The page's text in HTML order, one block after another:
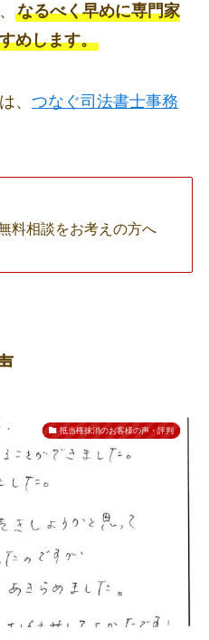
なるべく早めに専門家
めします。
、 つなぐ司法書士事務
料相談をお考えの方へ
抵当権抹消のお客様の声・評判